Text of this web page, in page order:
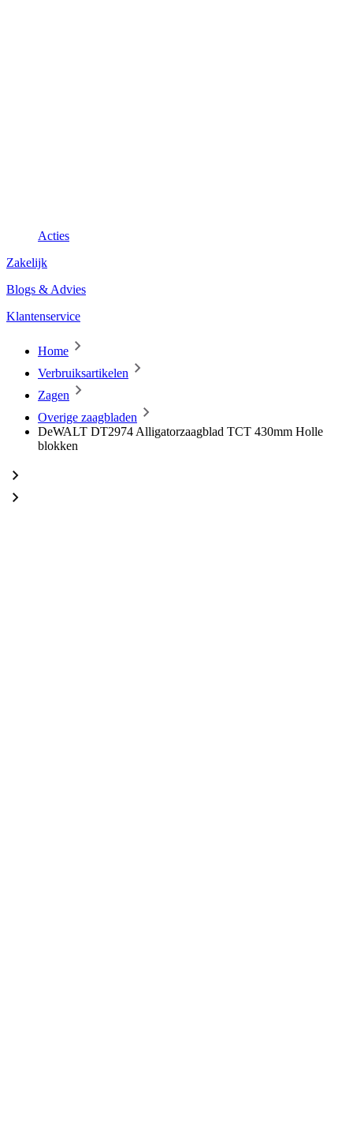
Acties
Zakelijk
Blogs & Advies
Klantenservice
Home
Verbruiksartikelen
Zagen
Overige zaagbladen
DeWALT DT2974 Alligatorzaagblad TCT 430mm Holle
blokken